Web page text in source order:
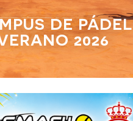
DE PÁDEL
2026